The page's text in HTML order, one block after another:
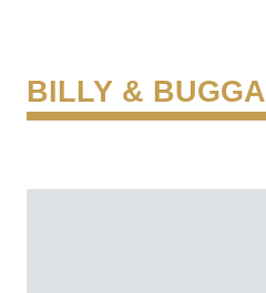
BILLY & BUGGA